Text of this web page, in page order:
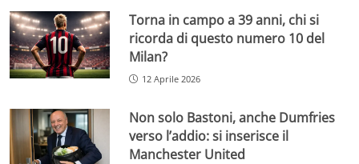
Torna in campo a 39 anni, chi si
ricorda di questo numero 10 del
Milan?
12 Aprile 2026
Non solo Bastoni, anche Dumfries
verso l’addio: si inserisce il
Manchester United